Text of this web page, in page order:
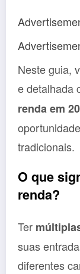
Neste guia,
e detalhada
renda em
tradicionais.
O que
renda?
Ter
suas
diferentes